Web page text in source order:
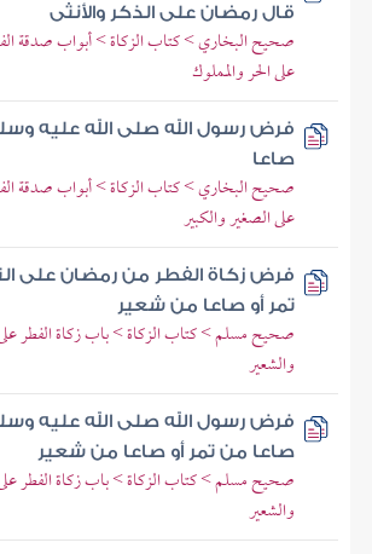
قال رمضان على الذكر والأنثى
صحيح البخاري > كتاب الزكاة > أبواب صدقة
على الحر والمملوك
فرض رسول الله صلى الله عليه
صاعا
صحيح البخاري > كتاب الزكاة > أبواب صدقة
على الصغير والكبير
فرض زكاة الفطر من رمضان على
تمر أو صاعا من شعير
صحيح مسلم > كتاب الزكاة > باب زكاة الفطر
والشعير
فرض رسول الله صلى الله عليه
صاعا من تمر أو صاعا من شعير
صحيح مسلم > كتاب الزكاة > باب زكاة الفطر
والشعير